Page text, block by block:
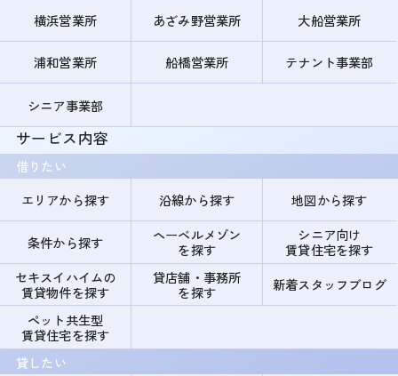
横浜営業所 あざみ野営業所 大船営業所
浦和営業所 船橋営業所 テナント事業部
シニア事業部
サービス内容
借りたい
エリアから探す
沿線から探す 地図から探す
条件から探す
ヘーベルメゾン
を探す
シニア向け
賃貸住宅を探す
セキスイハイムの
賃貸物件を探す
貸店舗・事務所
を探す
新着スタッフブログ
ペット共生型
賃貸住宅を探す
貸したい